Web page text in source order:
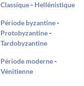
Classique- Hellénistique
Période byzantine-
Protobyzantine-
Tardobyzantine
Période moderne-
Vénitienne